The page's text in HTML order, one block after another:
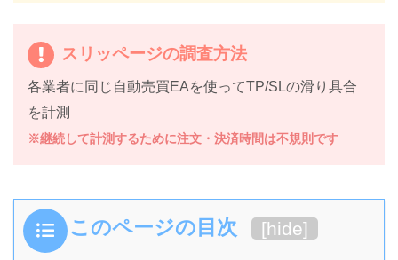
スリッページの調査方法
各業者に同じ自動売買EAを使ってTP/SLの滑り具合
を計測
※継続して計測するために注文・決済時間は不規則です
このページの目次 [hide]